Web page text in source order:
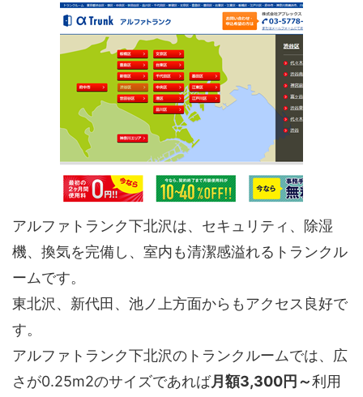
アルファトランク下北沢は、セキュリティ、除湿
機、換気を完備し、室内も清潔感溢れるトランクル
ームです。
東北沢、新代田、池ノ上方面からもアクセス良好で
す。
アルファトランク下北沢のトランクルームでは、広
さが0.25m2のサイズであれば月額3,300円～利用